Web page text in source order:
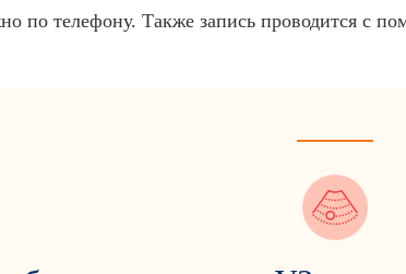
по телефону. Также запись проводится с